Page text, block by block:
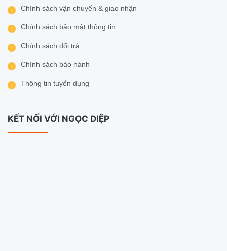
Chính sách vận chuyển & giao nhận
Chính sách bảo mật thông tin
Chính sách đổi trả
Chính sách bảo hành
Thông tin tuyển dụng
KẾT NỐI VỚI NGỌC DIỆP